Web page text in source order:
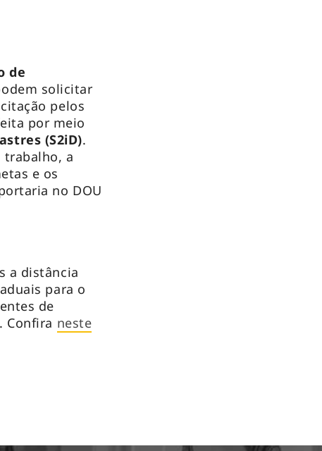
de
solicitar
pelos
por meio
(S2iD).
trabalho, a
e os
no DOU
a distância
para o
de
Confira neste